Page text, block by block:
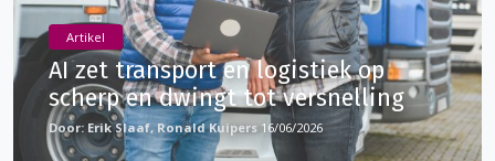
Artikel
AI zet transport en logistiek op
scherp en dwingt tot versnelling
Erik Slaaf, Ronald Kuipers 16/06/2026